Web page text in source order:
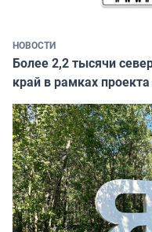
НОВОСТИ
Более 2,2 тысячи
край в рамках